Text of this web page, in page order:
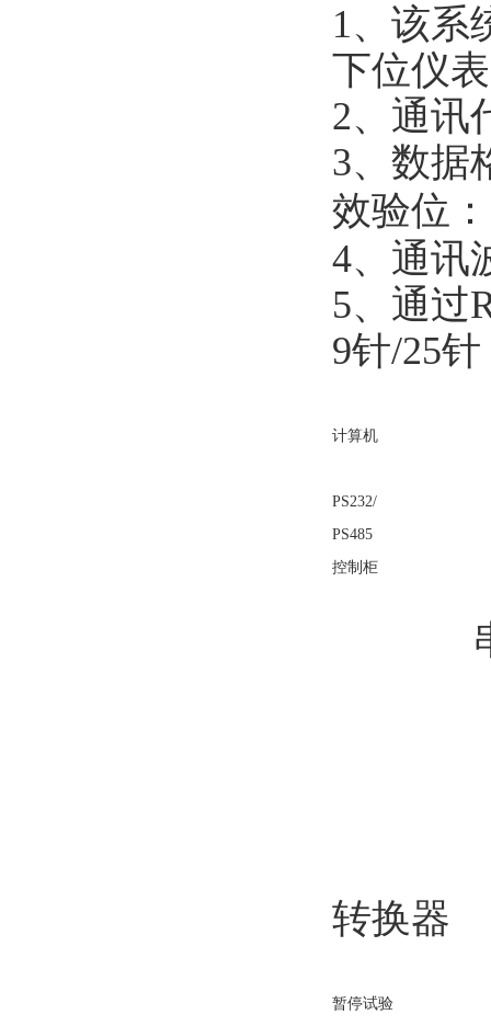
1、该系
下位仪
2、通讯
3、数据
效验位：
4、通讯
5、通过
9针/25针
计算机
PS232/
PS485
控制柜
转换器
暂停试验